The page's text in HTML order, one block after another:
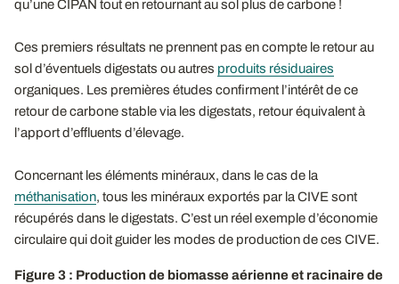
qu’une CIPAN tout en retournant au sol plus de carbone !
Ces premiers résultats ne prennent pas en compte le retour au
sol d’éventuels digestats ou autres produits résiduaires
organiques. Les premières études confirment l’intérêt de ce
retour de carbone stable via les digestats, retour équivalent à
l’apport d’effluents d’élevage.
Concernant les éléments minéraux, dans le cas de la
méthanisation, tous les minéraux exportés par la CIVE sont
récupérés dans le digestats. C’est un réel exemple d’économie
circulaire qui doit guider les modes de production de ces CIVE.
Figure 3 : Production de biomasse aérienne et racinaire de